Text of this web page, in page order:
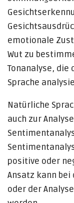
emotionale
Wut zu
Tonanalyse, die
Sprache
Natürliche
auch zur
positive oder
Ansatz kann bei
oder der